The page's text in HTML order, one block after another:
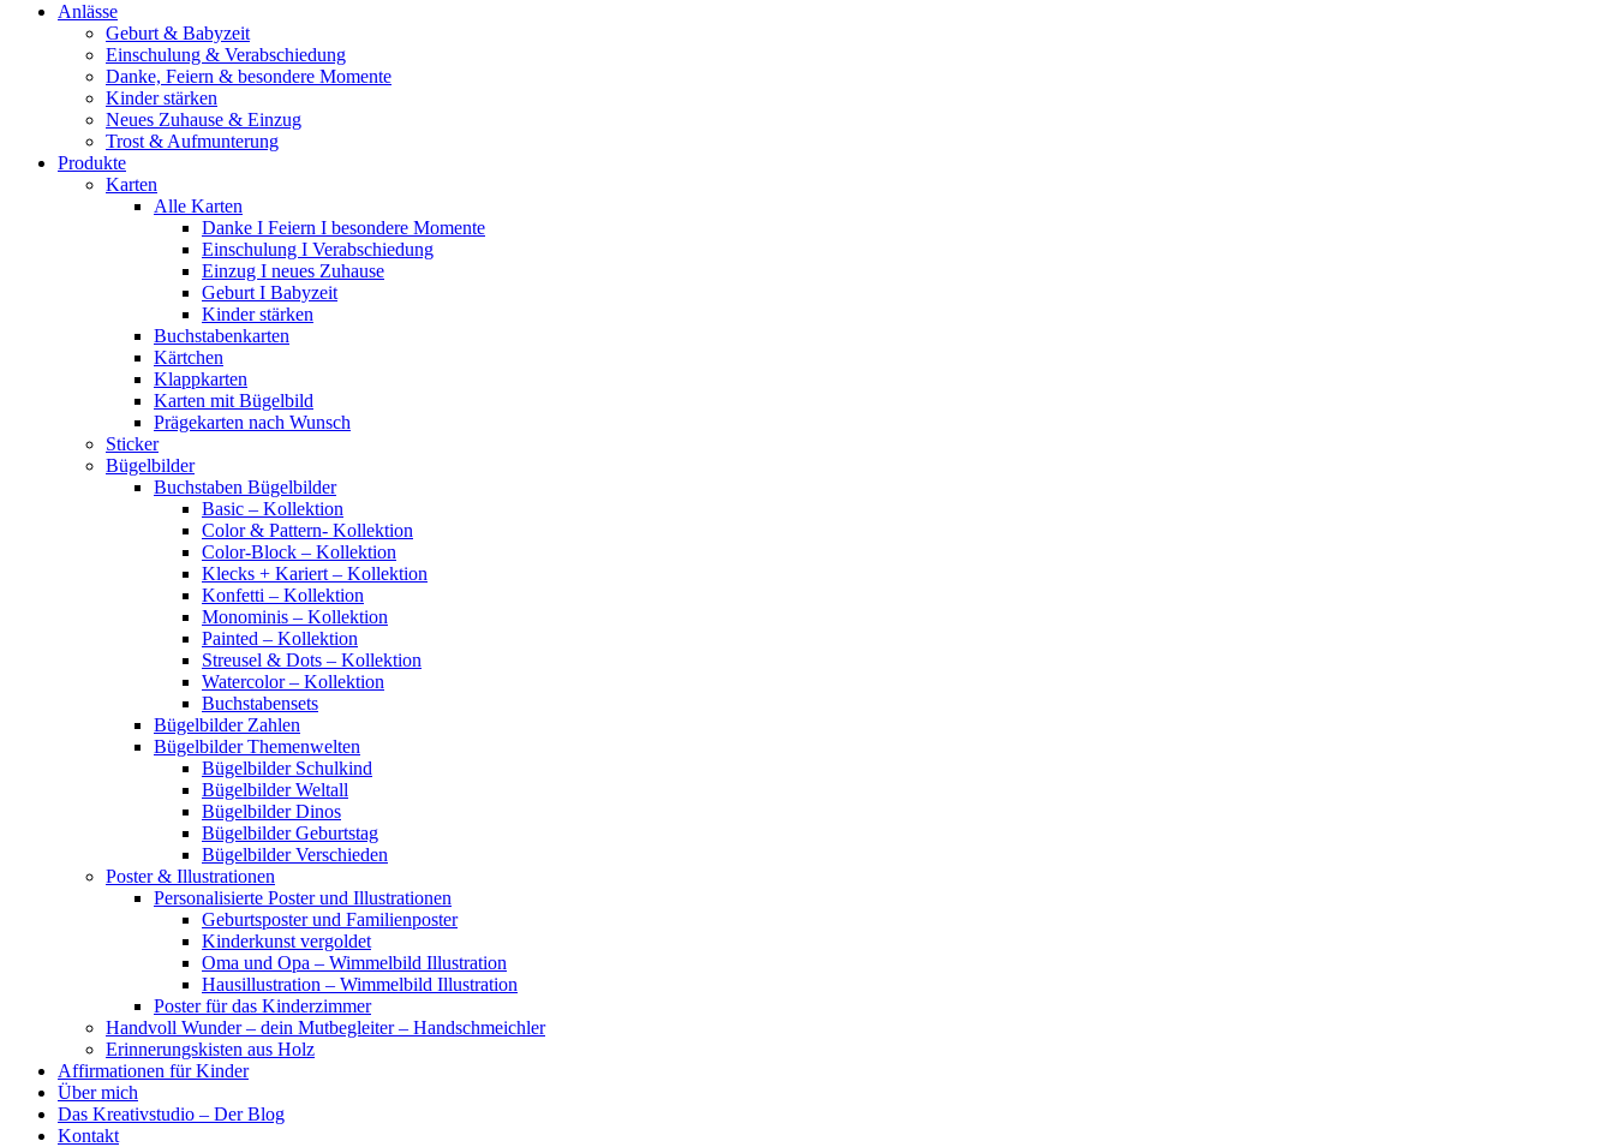
Anlässe
Geburt & Babyzeit
Einschulung & Verabschiedung
Danke, Feiern & besondere Momente
Kinder stärken
Neues Zuhause & Einzug
Trost & Aufmunterung
Produkte
Karten
Alle Karten
Danke I Feiern I besondere Momente
Einschulung I Verabschiedung
Einzug I neues Zuhause
Geburt I Babyzeit
Kinder stärken
Buchstabenkarten
Kärtchen
Klappkarten
Karten mit Bügelbild
Prägekarten nach Wunsch
Sticker
Bügelbilder
Buchstaben Bügelbilder
Basic – Kollektion
Color & Pattern- Kollektion
Color-Block – Kollektion
Klecks + Kariert – Kollektion
Konfetti – Kollektion
Monominis – Kollektion
Painted – Kollektion
Streusel & Dots – Kollektion
Watercolor – Kollektion
Buchstabensets
Bügelbilder Zahlen
Bügelbilder Themenwelten
Bügelbilder Schulkind
Bügelbilder Weltall
Bügelbilder Dinos
Bügelbilder Geburtstag
Bügelbilder Verschieden
Poster & Illustrationen
Personalisierte Poster und Illustrationen
Geburtsposter und Familienposter
Kinderkunst vergoldet
Oma und Opa – Wimmelbild Illustration
Hausillustration – Wimmelbild Illustration
Poster für das Kinderzimmer
Handvoll Wunder – dein Mutbegleiter – Handschmeichler
Erinnerungskisten aus Holz
Affirmationen für Kinder
Über mich
Das Kreativstudio – Der Blog
Kontakt